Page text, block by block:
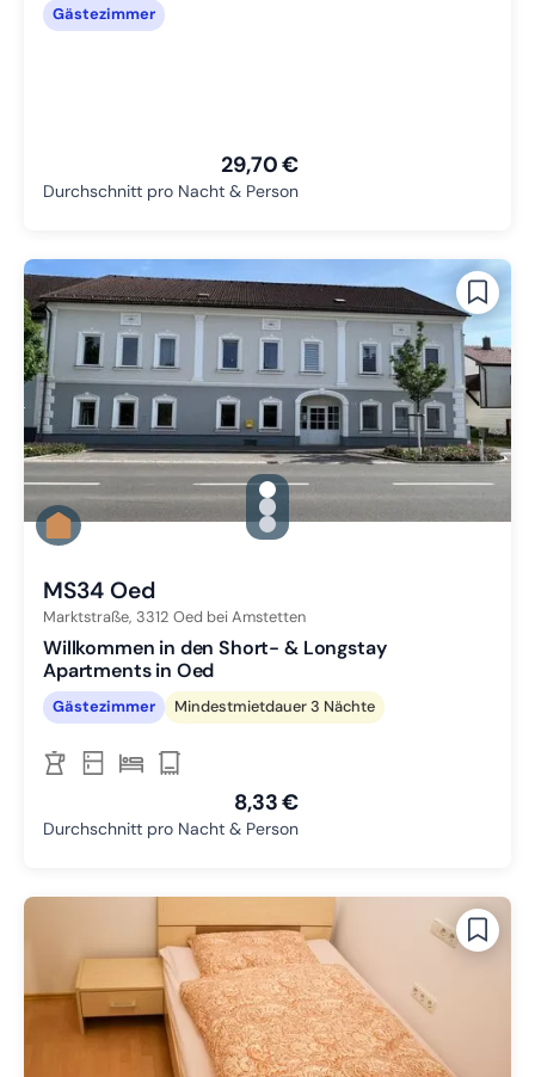
Gästezimmer
29,70 €
Durchschnitt pro Nacht & Person
gallery.slide_selector
Zu Slide 1 wechseln
Zu Slide 2 wechseln
Zu Slide 3 wechseln
MS34 Oed
Marktstraße, 3312 Oed bei Amstetten
Willkommen in den Short- & Longstay
Apartments in Oed
Gästezimmer Mindestmietdauer 3 Nächte
8,33 €
Durchschnitt pro Nacht & Person